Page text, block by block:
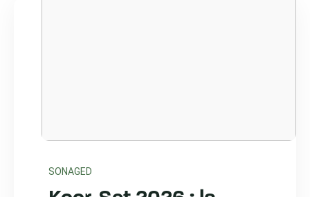
SONAGED